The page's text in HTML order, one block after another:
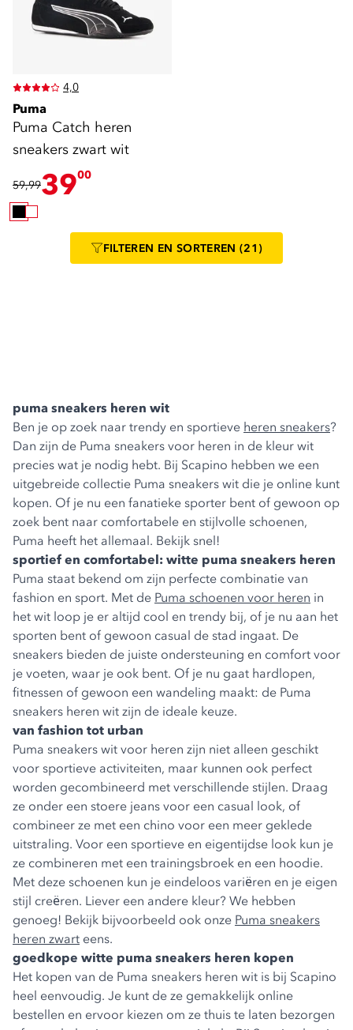
4,0
Puma
Puma Catch heren
sneakers zwart wit
59,993900
FILTEREN EN SORTEREN (21)
puma sneakers heren wit
Ben je op zoek naar trendy en sportieve heren sneakers?
Dan zijn de Puma sneakers voor heren in de kleur wit
precies wat je nodig hebt. Bij Scapino hebben we een
uitgebreide collectie Puma sneakers wit die je online kunt
kopen. Of je nu een fanatieke sporter bent of gewoon op
zoek bent naar comfortabele en stijlvolle schoenen,
Puma heeft het allemaal. Bekijk snel!
sportief en comfortabel: witte puma sneakers heren
Puma staat bekend om zijn perfecte combinatie van
fashion en sport. Met de Puma schoenen voor heren in
het wit loop je er altijd cool en trendy bij, of je nu aan het
sporten bent of gewoon casual de stad ingaat. De
sneakers bieden de juiste ondersteuning en comfort voor
je voeten, waar je ook bent. Of je nu gaat hardlopen,
fitnessen of gewoon een wandeling maakt: de Puma
sneakers heren wit zijn de ideale keuze.
van fashion tot urban
Puma sneakers wit voor heren zijn niet alleen geschikt
voor sportieve activiteiten, maar kunnen ook perfect
worden gecombineerd met verschillende stijlen. Draag
ze onder een stoere jeans voor een casual look, of
combineer ze met een chino voor een meer geklede
uitstraling. Voor een sportieve en eigentijdse look kun je
ze combineren met een trainingsbroek en een hoodie.
Met deze schoenen kun je eindeloos variëren en je eigen
stijl creëren. Liever een andere kleur? We hebben
genoeg! Bekijk bijvoorbeeld ook onze Puma sneakers
heren zwart eens.
goedkope witte puma sneakers heren kopen
Het kopen van de Puma sneakers heren wit is bij Scapino
heel eenvoudig. Je kunt de ze gemakkelijk online
bestellen en ervoor kiezen om ze thuis te laten bezorgen